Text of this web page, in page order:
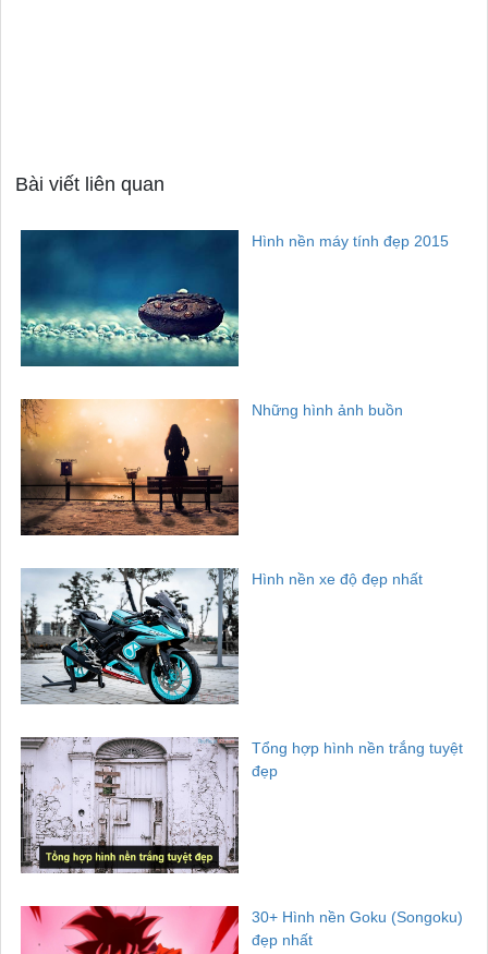
Bài viết liên quan
Hình nền máy tính đẹp 2015
Những hình ảnh buồn
Hình nền xe độ đẹp nhất
Tổng hợp hình nền trắng tuyệt
đẹp
30+ Hình nền Goku (Songoku)
đẹp nhất